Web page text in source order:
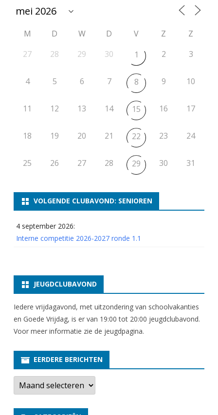
M D W D V Z
Z
27
28 29 30 1 2 3
4 5 6 7 8 9 10
11 12 13 14 15 16 17
18 19 20 21 22 23 24
25 26 27 28 29 30 31
VOLGENDE CLUBAVOND: SENIOREN
4 september 2026:
Interne competitie 2026-2027 ronde 1.1
JEUGDCLUBAVOND
Iedere vrijdagavond, met uitzondering van schoolvakanties
en Goede Vrijdag, is er van 19:00 tot 20:00 jeugdclubavond.
Voor meer informatie zie de jeugdpagina.
EERDERE BERICHTEN
E
r
e